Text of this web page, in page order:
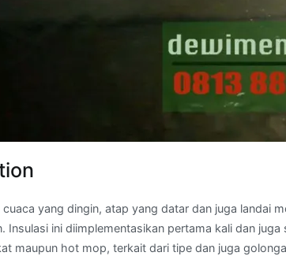
yang dingin, atap yang datar dan juga landai
Insulasi ini diimplementasikan pertama kali dan
maupun hot mop, terkait dari tipe dan juga